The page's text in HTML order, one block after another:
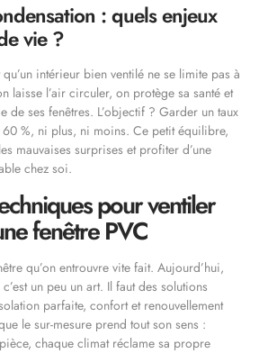
: quels enjeux
vie ?
qu’un intérieur bien ventilé ne se limite pas à
laisse l’air circuler, on protège sa santé et
de ses fenêtres. L’objectif ? Garder un taux
60 %, ni plus, ni moins. Ce petit équilibre,
mauvaises surprises et profiter d’une
chez soi.
pour ventiler
fenêtre PVC
qu’on entrouvre vite fait. Aujourd’hui,
un peu un art. Il faut des solutions
parfaite, confort et renouvellement
le sur-mesure prend tout son sens :
chaque climat réclame sa propre